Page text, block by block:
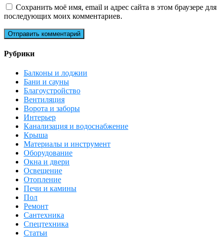
Сохранить моё имя, email и адрес сайта в этом браузере для
последующих моих комментариев.
Рубрики
Балконы и лоджии
Бани и сауны
Благоустройство
Вентиляция
Ворота и заборы
Интерьер
Канализация и водоснабжение
Крыша
Материалы и инструмент
Оборудование
Окна и двери
Освещение
Отопление
Печи и камины
Пол
Ремонт
Сантехника
Спецтехника
Статьи